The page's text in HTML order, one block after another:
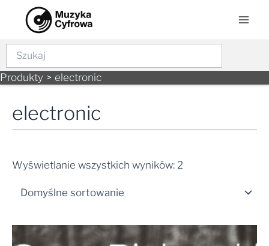
content
Szukaj
Produkty electronic
electronic
Wyświetlanie wszystkich wyników: 2